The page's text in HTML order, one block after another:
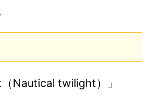
Nautical twilight）」